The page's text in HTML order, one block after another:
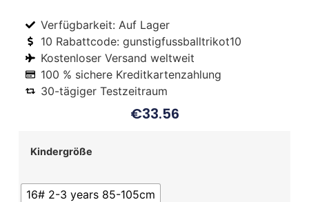
Verfügbarkeit: Auf Lager
10 Rabattcode: gunstigfussballtrikot10
Kostenloser Versand weltweit
100 % sichere Kreditkartenzahlung
30-tägiger Testzeitraum
€33.56
Kindergröße
16# 2-3 years 85-105cm